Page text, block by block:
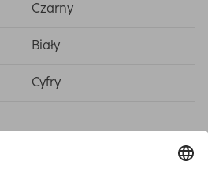
Czarny
Biały
Cyfry